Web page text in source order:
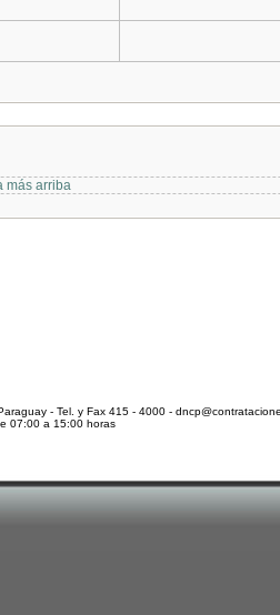
más arriba
- Tel. y Fax 415 - 4000 -
07:00 a 15:00 horas